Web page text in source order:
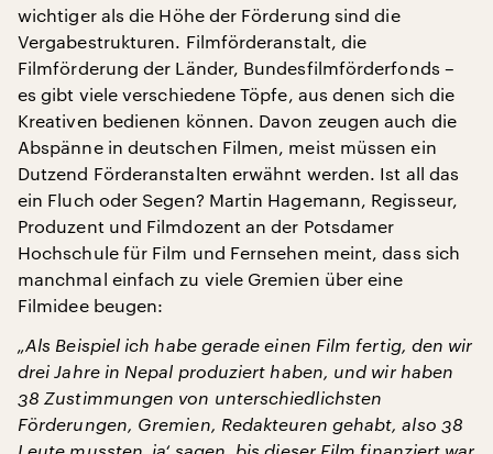
wichtiger als die Höhe der Förderung sind die
Vergabestrukturen. Filmförderanstalt, die
Filmförderung der Länder, Bundesfilmförderfonds –
es gibt viele verschiedene Töpfe, aus denen sich die
Kreativen bedienen können. Davon zeugen auch die
Abspänne in deutschen Filmen, meist müssen ein
Dutzend Förderanstalten erwähnt werden. Ist all das
ein Fluch oder Segen? Martin Hagemann, Regisseur,
Produzent und Filmdozent an der Potsdamer
Hochschule für Film und Fernsehen meint, dass sich
manchmal einfach zu viele Gremien über eine
Filmidee beugen:
„Als Beispiel ich habe gerade einen Film fertig, den wir
drei Jahre in Nepal produziert haben, und wir haben
38 Zustimmungen von unterschiedlichsten
Förderungen, Gremien, Redakteuren gehabt, also 38